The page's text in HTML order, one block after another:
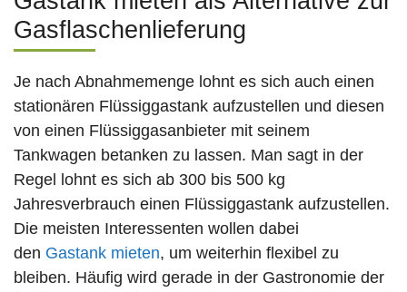
Gasflaschenlieferung
Je nach Abnahmemenge lohnt es sich auch einen
stationären Flüssiggastank aufzustellen und diesen
von einen Flüssiggasanbieter mit seinem
Tankwagen betanken zu lassen. Man sagt in der
Regel lohnt es sich ab 300 bis 500 kg
Jahresverbrauch einen Flüssiggastank aufzustellen.
Die meisten Interessenten wollen dabei
den Gastank mieten, um weiterhin flexibel zu
bleiben. Häufig wird gerade in der Gastronomie der